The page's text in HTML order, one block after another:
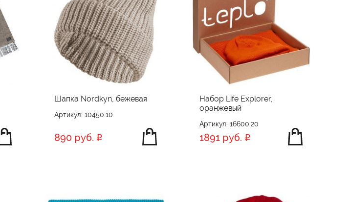
Шапка Nordkyn, бежевая
Артикул: 10450.10
890 руб.
Набор Life Explorer,
оранжевый
Артикул: 16600.20
1891 руб.